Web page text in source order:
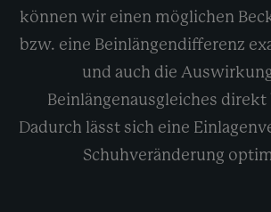
können wir einen möglichen
bzw. eine Beinlängendifferenz
und auch die
Beinlängenausgleiches
Dadurch lässt sich eine
Schuhveränderung